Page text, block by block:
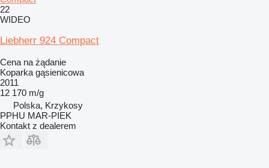
22
WIDEO
Liebherr 924 Compact
Cena na żądanie
Koparka gąsienicowa
2011
12 170 m/g
Polska, Krzykosy
PPHU MAR-PIEK
Kontakt z dealerem